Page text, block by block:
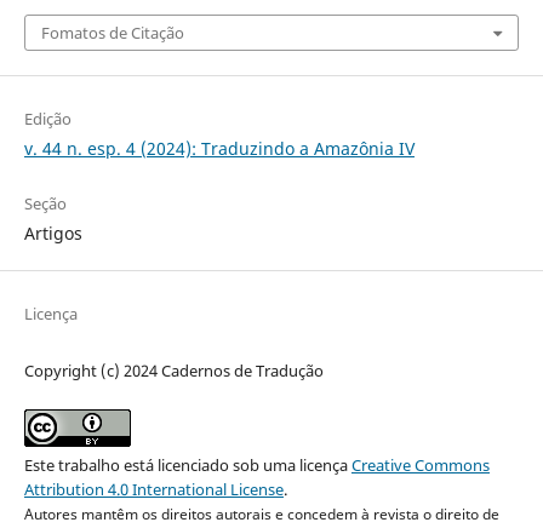
Fomatos de Citação
Edição
v. 44 n. esp. 4 (2024): Traduzindo a Amazônia IV
Seção
Artigos
Licença
Copyright (c) 2024 Cadernos de Tradução
Este trabalho está licenciado sob uma licençaCreative Commons
Attribution 4.0 International License.
Autores mantêm os direitos autorais e concedem à revista o direito de